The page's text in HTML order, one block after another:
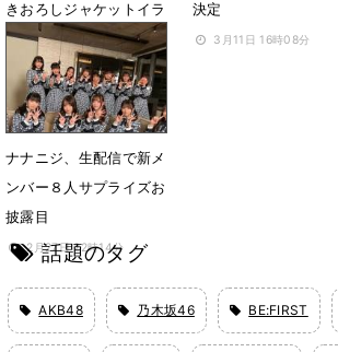
きおろしジャケットイラ
スト＆dance video公開
6月19日 23時28分
決定
3月11日 16時08分
ナナニジ、生配信で新メ
ンバー８人サプライズお
披露目
2月27日 22時14分
話題のタグ
AKB48 乃木坂46 BE:FIRST